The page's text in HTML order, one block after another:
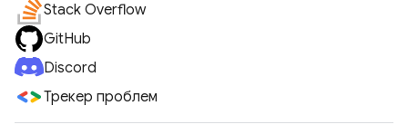
Stack Overflow
GitHub
Discord
Трекер проблем